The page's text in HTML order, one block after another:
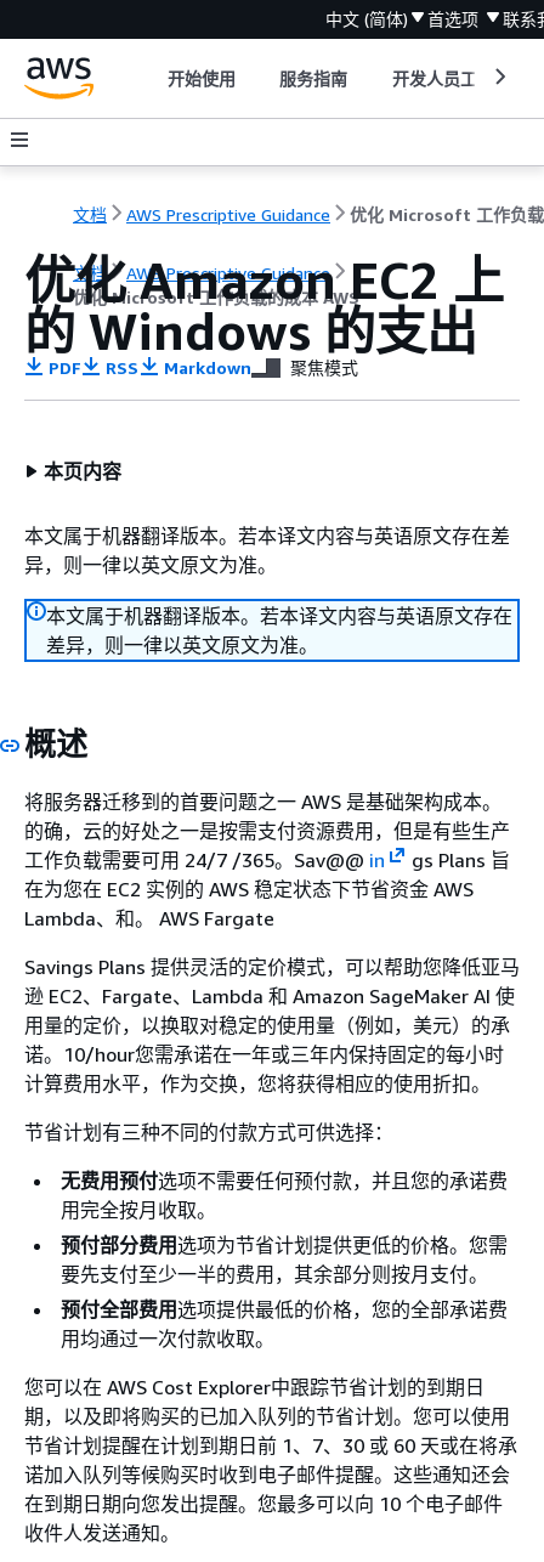
中文 (简体) 首选项 联系
开始使用 服务指南 开发人员工具
文档 AWS Prescriptive Guidance
文档
AWS Prescriptive Guidance
优化 Microsoft 工作负载的成本 AWS
优化 Amazon EC2 上
的 Windows 的支出
PDF RSS Markdown 聚焦模式
本页内容
本文属于机器翻译版本。若本译文内容与英语原文存在差
异，则一律以英文原文为准。
本文属于机器翻译版本。若本译文内容与英语原文存在
差异，则一律以英文原文为准。
概述
将服务器迁移到的首要问题之一 AWS 是基础架构成本。
的确，云的好处之一是按需支付资源费用，但是有些生产
工作负载需要可用 24/7 /365。Sav@@ in
gs Plans 旨
在为您在 EC2 实例的 AWS 稳定状态下节省资金 AWS
Lambda、和。 AWS Fargate
Savings Plans 提供灵活的定价模式，可以帮助您降低亚马
逊 EC2、Fargate、Lambda 和 Amazon SageMaker AI 使
用量的定价，以换取对稳定的使用量（例如，美元）的承
诺。10/hour您需承诺在一年或三年内保持固定的每小时
计算费用水平，作为交换，您将获得相应的使用折扣。
节省计划有三种不同的付款方式可供选择：
无费用预付选项不需要任何预付款，并且您的承诺费
用完全按月收取。
预付部分费用选项为节省计划提供更低的价格。您需
要先支付至少一半的费用，其余部分则按月支付。
预付全部费用选项提供最低的价格，您的全部承诺费
用均通过一次付款收取。
您可以在 AWS Cost Explorer中跟踪节省计划的到期日
期，以及即将购买的已加入队列的节省计划。您可以使用
节省计划提醒在计划到期日前 1、7、30 或 60 天或在将承
诺加入队列等候购买时收到电子邮件提醒。这些通知还会
在到期日期向您发出提醒。您最多可以向 10 个电子邮件
收件人发送通知。